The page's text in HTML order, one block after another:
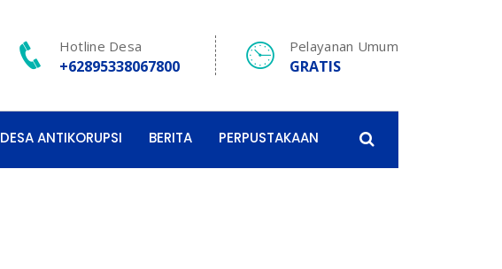
Hotline Desa
+62895338067800
Pelayanan Umum
GRATIS
DESA ANTIKORUPSI BERITA PERPUSTAKAAN